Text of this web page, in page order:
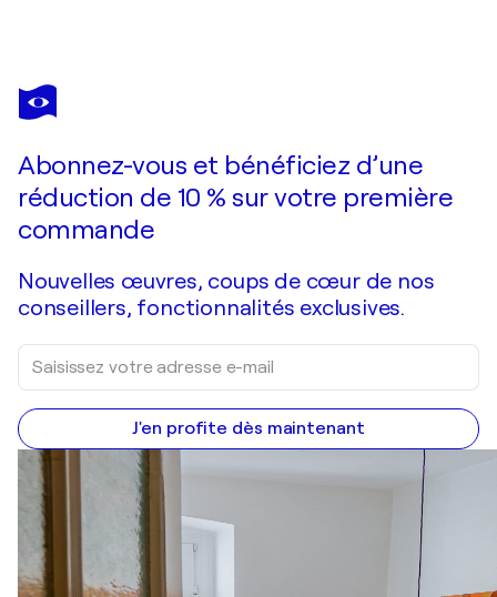
SUSANNA ANDREINI
Lebensspuren - 13
Abonnez-vous et bénéficiez d’une
réduction de 10 % sur votre première
commande
Nouvelles œuvres, coups de cœur de nos
conseillers, fonctionnalités exclusives.
J'en profite dès maintenant